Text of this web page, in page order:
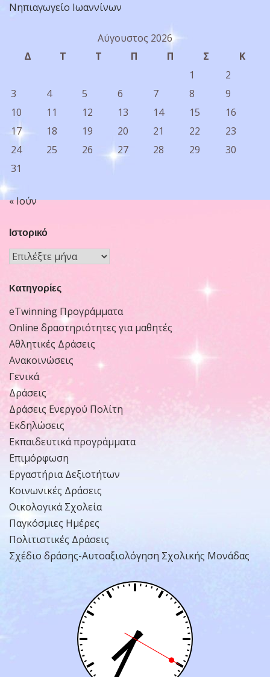
Νηπιαγωγείο Ιωαννίνων
Αύγουστος 2026
Δ
Τ Τ Π Π Σ
Κ
1
2
3
4 5 6 7 8
9
10
11 12 13 14 15
16
17
18 19 20 21 22
23
24
25 26 27 28 29
30
31
« Ιούν
Ιστορικό
Ιστορικό
Kατηγορίες
eTwinning Προγράμματα
Online δραστηριότητες για μαθητές
Αθλητικές Δράσεις
Ανακοινώσεις
Γενικά
Δράσεις
Δράσεις Ενεργού Πολίτη
Εκδηλώσεις
Εκπαιδευτικά προγράμματα
Επιμόρφωση
Εργαστήρια Δεξιοτήτων
Κοινωνικές Δράσεις
Οικολογικά Σχολεία
Παγκόσμιες Ημέρες
Πολιτιστικές Δράσεις
Σχέδιο δράσης-Αυτοαξιολόγηση Σχολικής Μονάδας